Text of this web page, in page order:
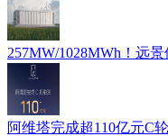
257MW/1028MWh！远
阿维塔完成超110亿元C